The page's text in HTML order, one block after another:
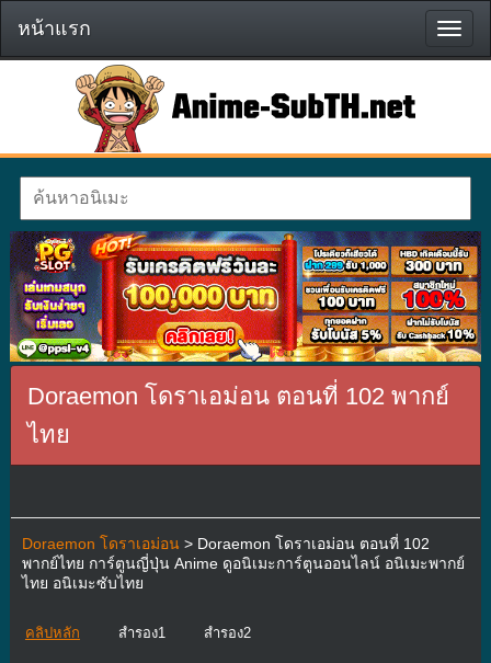
หน้า
แรก
หน้าแรก
Doraemon โดราเอม่อน ตอนที่ 102 พากย์
ไทย
Doraemon โดราเอม่อน> Doraemon โดราเอม่อน ตอนที่ 102
พากย์ไทย การ์ตูนญี่ปุ่น Anime ดูอนิเมะการ์ตูนออนไลน์ อนิเมะพากย์
ไทย อนิเมะซับไทย
คลิปหลัก สำรอง1 สำรอง2